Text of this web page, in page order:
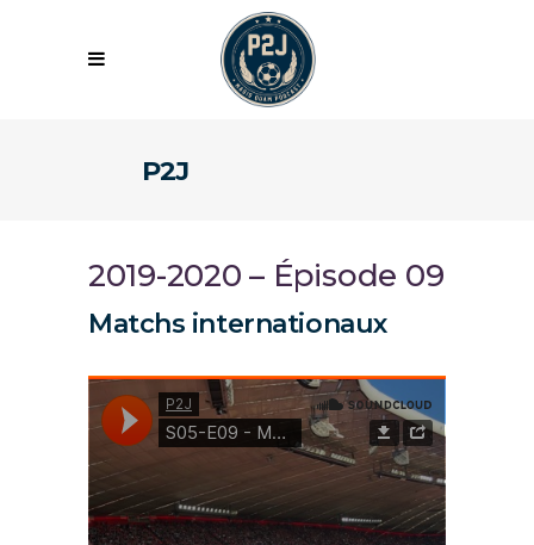
P2J
2019-2020 – Épisode 09
Matchs internationaux